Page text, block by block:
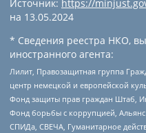
Источник: https://
на 13.05.2024
* Сведения реестра НКО,
иностранного агента:
Лилит, Правозащитная группа
центр немецкой и европейской
Фонд защиты прав граждан Штаб,
Фонд борьбы с коррупцией,
СПИДа, СВЕЧА, Гуманитарное